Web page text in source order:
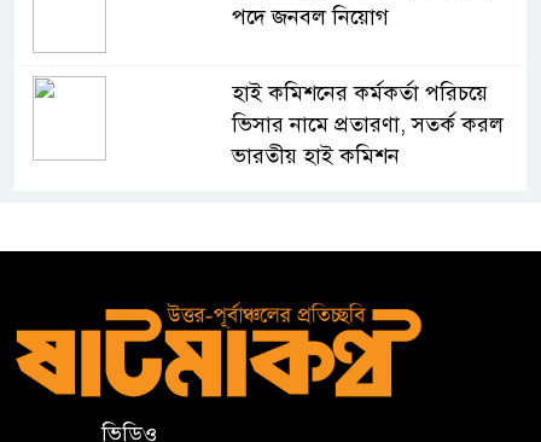
পদে জনবল নিয়োগ
হাই কমিশনের কর্মকর্তা পরিচয়ে
ভিসার নামে প্রতারণা, সতর্ক করল
ভারতীয় হাই কমিশন
ফুল-ফান্ডেড স্কলারশিপ চালু করবে
সুরমা নদীর পাড়ে “ISylhet”
ভিডিও